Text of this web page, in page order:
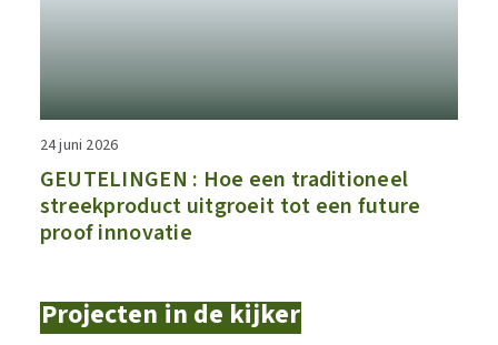
24 juni 2026
GEUTELINGEN : Hoe een traditioneel
streekproduct uitgroeit tot een future
proof innovatie
Projecten in de kijker